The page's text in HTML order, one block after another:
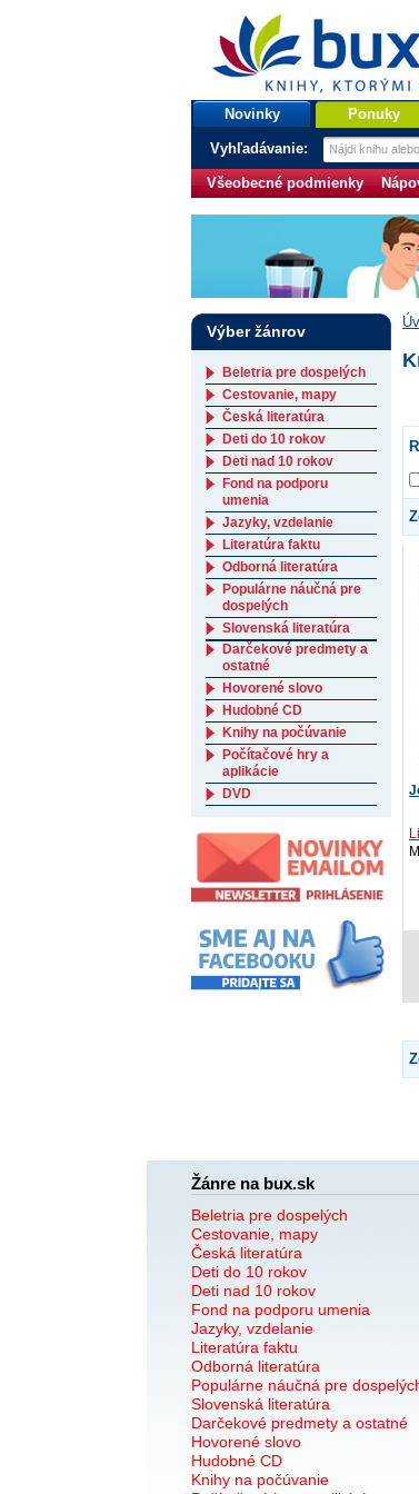
bux.sk
knihy, ktorými žijete
Úvodná stránka
Novinky Ponuky
Vyhľadávanie:
Všeobecné podmienky
Výber žánrov
Beletria pre dospelých
Cestovanie, mapy
Česká literatúra
Deti do 10 rokov
Deti nad 10 rokov
Fond na podporu
umenia
Jazyky, vzdelanie
Literatúra faktu
Odborná literatúra
Populárne náučná pre
dospelých
Slovenská literatúra
Darčekové predmety a
ostatné
Hovorené slovo
Hudobné CD
Knihy na počúvanie
Počítačové hry a
aplikácie
DVD
Žánre na bux.sk
Beletria pre dospelých
Cestovanie, mapy
Česká literatúra
Deti do 10 rokov
Deti nad 10 rokov
Fond na podporu umenia
Jazyky, vzdelanie
Literatúra faktu
Odborná literatúra
Populárne náučná pre
Slovenská literatúra
Darčekové predmety a ostatné
Hovorené slovo
Hudobné CD
Knihy na počúvanie